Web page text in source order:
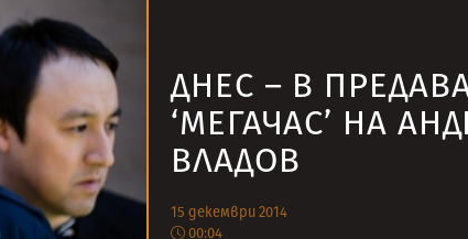
ДНЕС – В
‘МЕГАЧАС’ НА
ВЛАДОВ
15 декември 2014
00:04